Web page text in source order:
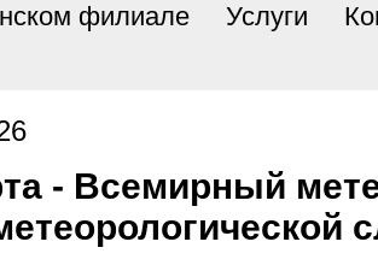
филиале Услуги
- Всемирный